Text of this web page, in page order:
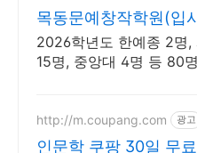
목동문예창작학원(입
2026학년도 한예종 2명,
15명, 중앙대 4명 등 80
산분원/대전분원
http://m.coupang.com 광고
인문학 쿠팡 30일 무